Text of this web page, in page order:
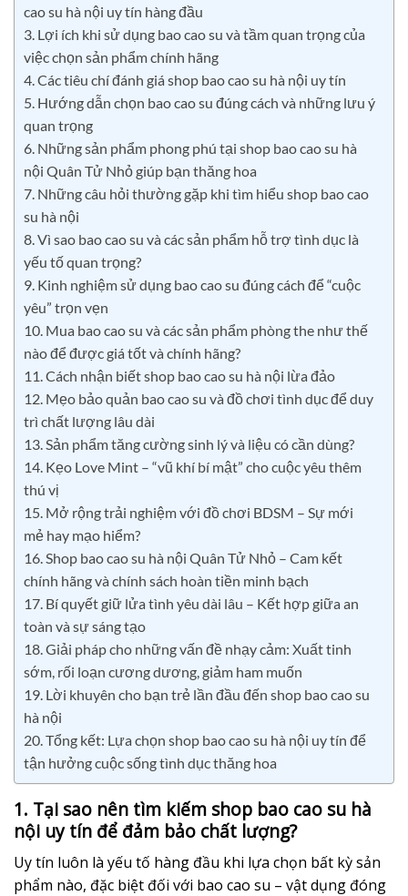
cao su hà nội uy tín hàng đầu
3. Lợi ích khi sử dụng bao cao su và tầm quan trọng của
việc chọn sản phẩm chính hãng
4. Các tiêu chí đánh giá shop bao cao su hà nội uy tín
5. Hướng dẫn chọn bao cao su đúng cách và những lưu ý
quan trọng
6. Những sản phẩm phong phú tại shop bao cao su hà
nội Quân Tử Nhỏ giúp bạn thăng hoa
7. Những câu hỏi thường gặp khi tìm hiểu shop bao cao
su hà nội
8. Vì sao bao cao su và các sản phẩm hỗ trợ tình dục là
yếu tố quan trọng?
9. Kinh nghiệm sử dụng bao cao su đúng cách để “cuộc
yêu” trọn vẹn
10. Mua bao cao su và các sản phẩm phòng the như thế
nào để được giá tốt và chính hãng?
11. Cách nhận biết shop bao cao su hà nội lừa đảo
12. Mẹo bảo quản bao cao su và đồ chơi tình dục để duy
trì chất lượng lâu dài
13. Sản phẩm tăng cường sinh lý và liệu có cần dùng?
14. Kẹo Love Mint – “vũ khí bí mật” cho cuộc yêu thêm
thú vị
15. Mở rộng trải nghiệm với đồ chơi BDSM – Sự mới
mẻ hay mạo hiểm?
16. Shop bao cao su hà nội Quân Tử Nhỏ – Cam kết
chính hãng và chính sách hoàn tiền minh bạch
17. Bí quyết giữ lửa tình yêu dài lâu – Kết hợp giữa an
toàn và sự sáng tạo
18. Giải pháp cho những vấn đề nhạy cảm: Xuất tinh
sớm, rối loạn cương dương, giảm ham muốn
19. Lời khuyên cho bạn trẻ lần đầu đến shop bao cao su
hà nội
20. Tổng kết: Lựa chọn shop bao cao su hà nội uy tín để
tận hưởng cuộc sống tình dục thăng hoa
1. Tại sao nên tìm kiếm shop bao cao su hà
nội uy tín để đảm bảo chất lượng?
Uy tín luôn là yếu tố hàng đầu khi lựa chọn bất kỳ sản
phẩm nào, đặc biệt đối với bao cao su – vật dụng đóng